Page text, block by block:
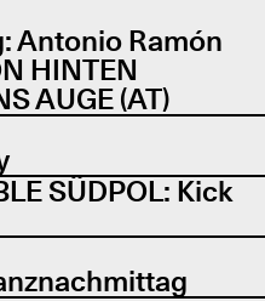
Antonio Ramón
HINTEN
AUGE (AT)
SÜDPOL: Kick